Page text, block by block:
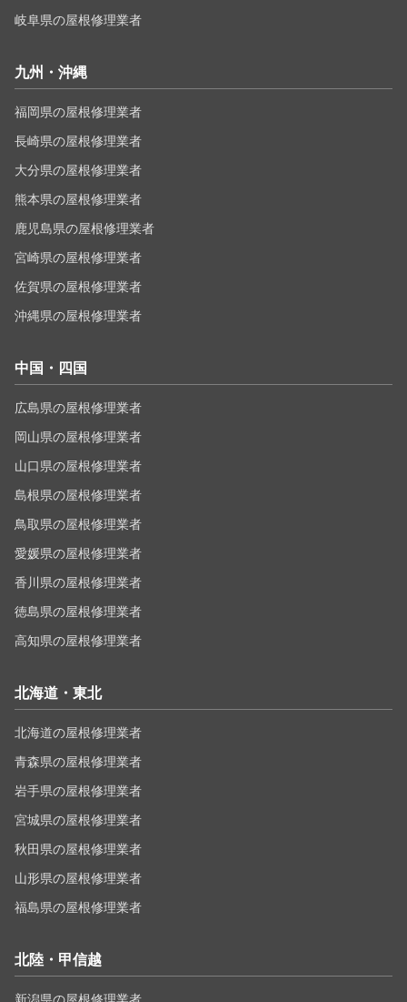
岐阜県の屋根修理業者
九州・沖縄
福岡県の屋根修理業者
長崎県の屋根修理業者
大分県の屋根修理業者
熊本県の屋根修理業者
鹿児島県の屋根修理業者
宮崎県の屋根修理業者
佐賀県の屋根修理業者
沖縄県の屋根修理業者
中国・四国
広島県の屋根修理業者
岡山県の屋根修理業者
山口県の屋根修理業者
島根県の屋根修理業者
鳥取県の屋根修理業者
愛媛県の屋根修理業者
香川県の屋根修理業者
徳島県の屋根修理業者
高知県の屋根修理業者
北海道・東北
北海道の屋根修理業者
青森県の屋根修理業者
岩手県の屋根修理業者
宮城県の屋根修理業者
秋田県の屋根修理業者
山形県の屋根修理業者
福島県の屋根修理業者
北陸・甲信越